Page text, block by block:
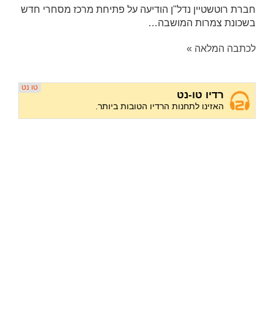
חברת רוטשטיין נדל"ן הודיעה על פתיחת מרכז מסחרי חדש
בשכונת צמרות המושבה…
לכתבה המלאה »